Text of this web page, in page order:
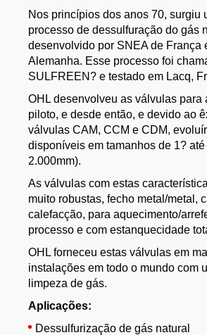
Nos princípios dos anos 70, surgiu
processo de dessulfuração do gás
desenvolvido por SNEA de França
Alemanha. Esse processo foi
SULFREEN? e testado em Lacq,
OHL desenvolveu as válvulas para
piloto, e desde então, e devido ao
válvulas CAM, CCM e CDM,
disponíveis em tamanhos de 1? até
2.000mm).
As válvulas com estas
muito robustas, fecho metal/metal,
calefacção, para aquecimento/
processo e com estanquecidade
OHL forneceu estas válvulas em
instalações em todo o mundo com
limpeza de gás.
Aplicações:
Dessulfurização de gás natural